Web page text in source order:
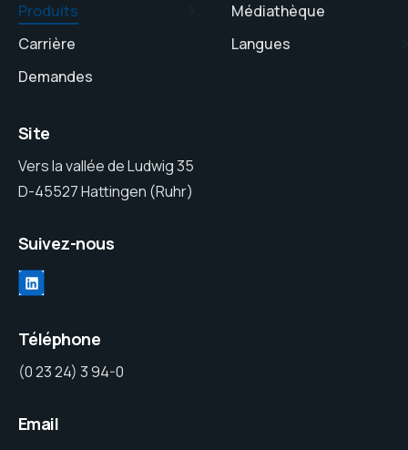
Produits
Carrière
Demandes
Médiathèque
Langues
Site
Vers la vallée de Ludwig 35
D-45527 Hattingen (Ruhr)
Suivez-nous
Téléphone
(0 23 24) 3 94-0
Email